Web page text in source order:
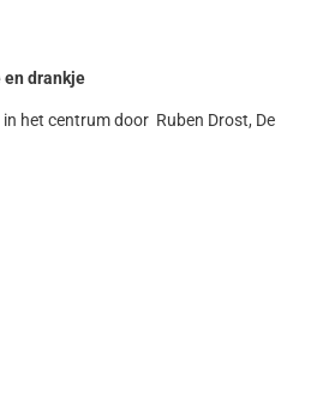
en drankje
het centrum door Ruben Drost, De